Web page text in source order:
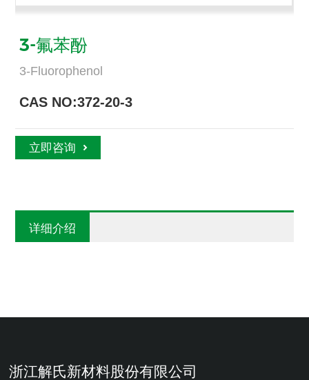
3-氟苯酚
3-Fluorophenol
CAS NO:372-20-3
立即咨询
详细介绍
浙江解氏新材料股份有限公司